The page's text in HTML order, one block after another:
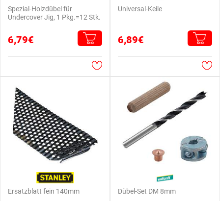
Spezial-Holzdübel für
Undercover Jig, 1 Pkg.=12 Stk.
6,79€
Universal-Keile
6,89€
Ersatzblatt fein 140mm Dübel-Set DM 8mm